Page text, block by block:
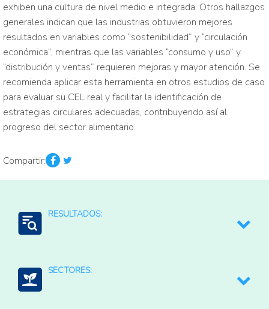
exhiben una cultura de nivel medio e integrada. Otros hallazgos
generales indican que las industrias obtuvieron mejores
resultados en variables como “sostenibilidad” y “circulación
económica”, mientras que las variables “consumo y uso” y
“distribución y ventas” requieren mejoras y mayor atención. Se
recomienda aplicar esta herramienta en otros estudios de caso
para evaluar su CEL real y facilitar la identificación de
estrategias circulares adecuadas, contribuyendo así al
progreso del sector alimentario.
Compartir:
RESULTADOS:
recursos, baja en carbono y más circular
SECTORES: